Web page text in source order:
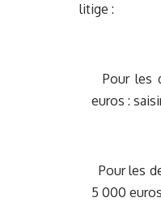
litige :
Pour les
euros :
Pour les
5 000